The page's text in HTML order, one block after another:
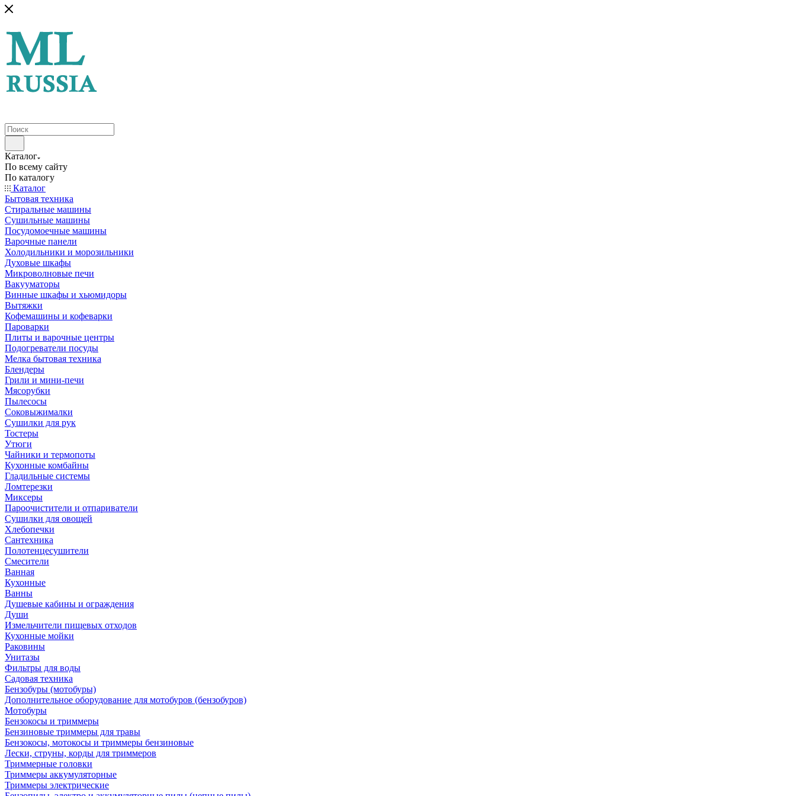
Каталог
По всему сайту
По каталогу
Каталог
Бытовая техника
Стиральные машины
Сушильные машины
Посудомоечные машины
Варочные панели
Холодильники и морозильники
Духовые шкафы
Микроволновые печи
Вакууматоры
Винные шкафы и хьюмидоры
Вытяжки
Кофемашины и кофеварки
Пароварки
Плиты и варочные центры
Подогреватели посуды
Мелка бытовая техника
Блендеры
Грили и мини-печи
Мясорубки
Пылесосы
Соковыжималки
Сушилки для рук
Тостеры
Утюги
Чайники и термопоты
Кухонные комбайны
Гладильные системы
Ломтерезки
Миксеры
Пароочистители и отпариватели
Сушилки для овощей
Хлебопечки
Сантехника
Полотенцесушители
Смесители
Ванная
Кухонные
Ванны
Душевые кабины и ограждения
Души
Измельчители пищевых отходов
Кухонные мойки
Раковины
Унитазы
Фильтры для воды
Садовая техника
Бензобуры (мотобуры)
Дополнительное оборудование для мотобуров (бензобуров)
Мотобуры
Бензокосы и триммеры
Бензиновые триммеры для травы
Бензокосы, мотокосы и триммеры бензиновые
Лески, струны, корды для триммеров
Триммерные головки
Триммеры аккумуляторные
Триммеры электрические